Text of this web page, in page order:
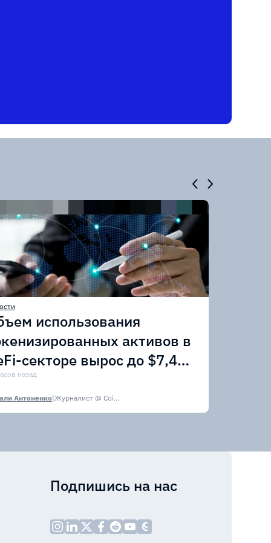
использования
активов в
секторе вырос до $7,4
назад
Антоненко| Журналист @ CoinsPaid Media
Подпишись на нас